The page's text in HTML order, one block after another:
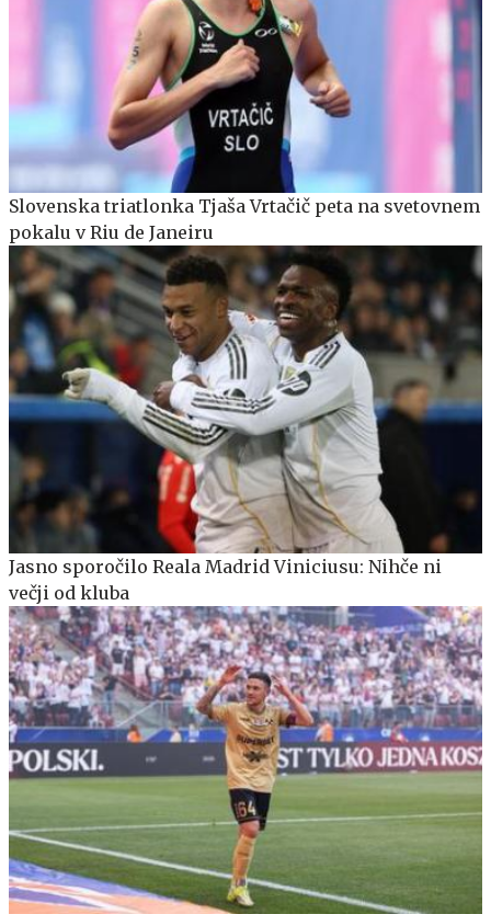
Slovenska triatlonka Tjaša Vrtačič peta na svetovnem
pokalu v Riu de Janeiru
Jasno sporočilo Reala Madrid Viniciusu: Nihče ni
večji od kluba